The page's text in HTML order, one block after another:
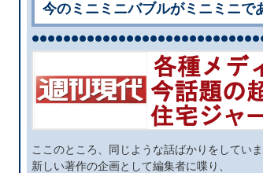
今のミニミニバブルがミニミニで
ここのところ、同じような話ばかりをしていま
新しい著作の企画として編集者に喋り、